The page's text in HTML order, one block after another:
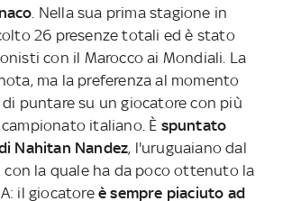
. Nella sua prima stagione in
26 presenze totali ed è stato
con il Marocco ai Mondiali. La
ma la preferenza al momento
puntare su un giocatore con più
italiano. È spuntato
Nahitan Nandez, l'uruguaiano dal
con la quale ha da poco ottenuto la
il giocatore è sempre piaciuto ad